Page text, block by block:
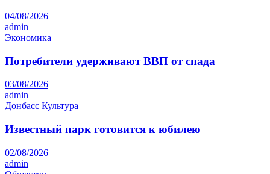
04/08/2026
admin
Экономика
Потребители удерживают ВВП от спада
03/08/2026
admin
Донбасс Культура
Известный парк готовится к юбилею
02/08/2026
admin